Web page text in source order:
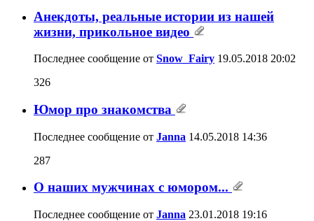
Анекдоты, реальные истории из нашей
жизни, прикольное видео
Последнее сообщение от Snow_Fairy 19.05.2018 20:02
326
Юмор про знакомства
Последнее сообщение от Janna 14.05.2018 14:36
287
О наших мужчинах с юмором...
Последнее сообщение от Janna 23.01.2018 19:16